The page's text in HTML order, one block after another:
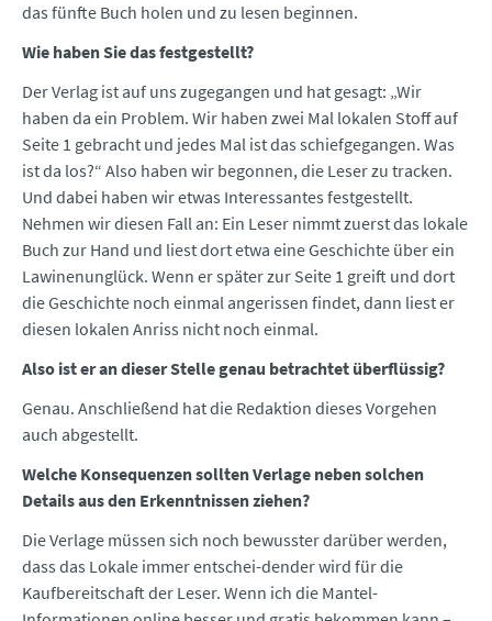
das fünfte Buch holen und zu lesen beginnen.
Wie haben Sie das festgestellt?
Der Verlag ist auf uns zugegangen und hat gesagt: „Wir
haben da ein Problem. Wir haben zwei Mal lokalen Stoff auf
Seite 1 gebracht und jedes Mal ist das schiefgegangen. Was
ist da los?“ Also haben wir begonnen, die Leser zu tracken.
Und dabei haben wir etwas Interessantes festgestellt.
Nehmen wir diesen Fall an: Ein Leser nimmt zuerst das lokale
Buch zur Hand und liest dort etwa eine Geschichte über ein
Lawinenunglück. Wenn er später zur Seite 1 greift und dort
die Geschichte noch einmal angerissen findet, dann liest er
diesen lokalen Anriss nicht noch einmal.
Also ist er an dieser Stelle genau betrachtet überflüssig?
Genau. Anschließend hat die Redaktion dieses Vorgehen
auch abgestellt.
Welche Konsequenzen sollten Verlage neben solchen
Details aus den Erkenntnissen ziehen?
Die Verlage müssen sich noch bewusster darü­ber werden,
dass das Lokale immer entschei-den­­der wird für die
Kaufbereitschaft der Leser. Wenn ich die Mantel-